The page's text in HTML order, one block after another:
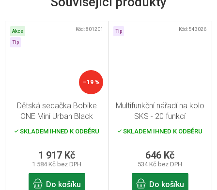
Akce
Tip
–19 %
Dětská sedačka Bobike
ONE Mini Urban Black
SKLADEM IHNED K ODBĚRU
1 584 Kč bez DPH
1 917 Kč
Do košíku
Kód:801201 Tip
Multifunkční nářadí na kolo
SKS - 20 funkcí
SKLADEM IHNED K ODBĚRU
534 Kč bez DPH
646 Kč
Do košíku
Kód:543026